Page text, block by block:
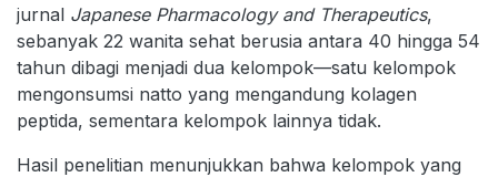
jurnal Japanese Pharmacology and Therapeutics,
sebanyak 22 wanita sehat berusia antara 40 hingga 54
tahun dibagi menjadi dua kelompok—satu kelompok
mengonsumsi natto yang mengandung kolagen
peptida, sementara kelompok lainnya tidak.
Hasil penelitian menunjukkan bahwa kelompok yang